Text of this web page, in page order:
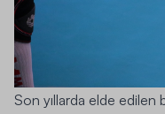
Son yıllarda elde edilen